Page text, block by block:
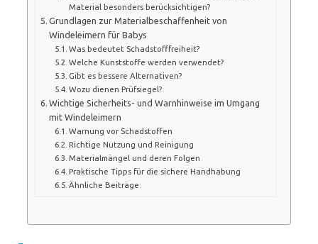
Material besonders berücksichtigen?
Grundlagen zur Materialbeschaffenheit von
Windeleimern für Babys
Was bedeutet Schadstofffreiheit?
Welche Kunststoffe werden verwendet?
Gibt es bessere Alternativen?
Wozu dienen Prüfsiegel?
Wichtige Sicherheits- und Warnhinweise im Umgang
mit Windeleimern
Warnung vor Schadstoffen
Richtige Nutzung und Reinigung
Materialmängel und deren Folgen
Praktische Tipps für die sichere Handhabung
Ähnliche Beiträge: